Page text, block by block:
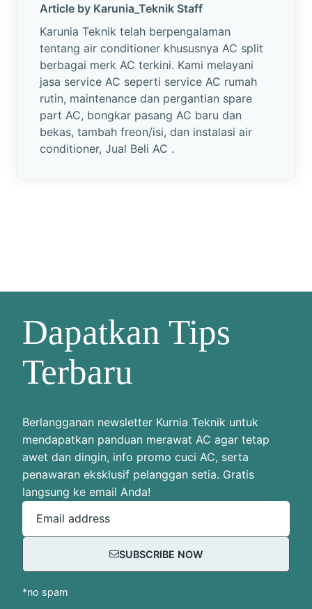
Article by Karunia_Teknik Staff
Karunia Teknik telah berpengalaman
tentang air conditioner khususnya AC split
berbagai merk AC terkini. Kami melayani
jasa service AC seperti service AC rumah
rutin, maintenance dan pergantian spare
part AC, bongkar pasang AC baru dan
bekas, tambah freon/isi, dan instalasi air
conditioner, Jual Beli AC .
Dapatkan Tips
Terbaru
Berlangganan newsletter Kurnia Teknik untuk
mendapatkan panduan merawat AC agar tetap
awet dan dingin, info promo cuci AC, serta
penawaran eksklusif pelanggan setia. Gratis
langsung ke email Anda!
Email address
SUBSCRIBE NOW
*no spam